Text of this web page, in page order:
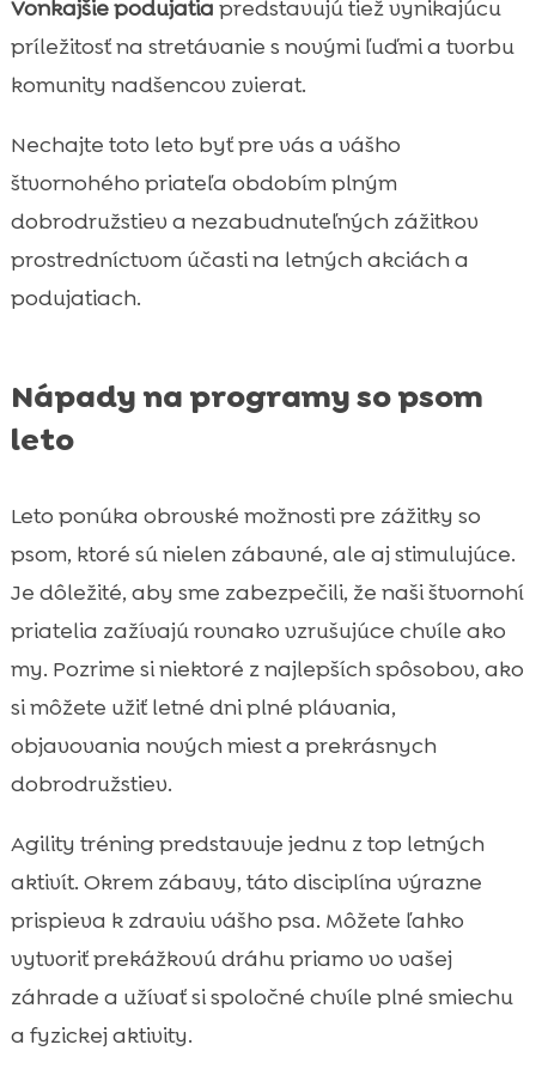
Vonkajšie podujatia predstavujú tiež vynikajúcu
príležitosť na stretávanie s novými ľuďmi a tvorbu
komunity nadšencov zvierat.
Nechajte toto leto byť pre vás a vášho
štvornohého priateľa obdobím plným
dobrodružstiev a nezabudnuteľných zážitkov
prostredníctvom účasti na letných akciách a
podujatiach.
Nápady na programy so psom
leto
Leto ponúka obrovské možnosti pre zážitky so
psom, ktoré sú nielen zábavné, ale aj stimulujúce.
Je dôležité, aby sme zabezpečili, že naši štvornohí
priatelia zažívajú rovnako vzrušujúce chvíle ako
my. Pozrime si niektoré z najlepších spôsobov, ako
si môžete užiť letné dni plné plávania,
objavovania nových miest a prekrásnych
dobrodružstiev.
Agility tréning predstavuje jednu z top letných
aktivít. Okrem zábavy, táto disciplína výrazne
prispieva k zdraviu vášho psa. Môžete ľahko
vytvoriť prekážkovú dráhu priamo vo vašej
záhrade a užívať si spoločné chvíle plné smiechu
a fyzickej aktivity.